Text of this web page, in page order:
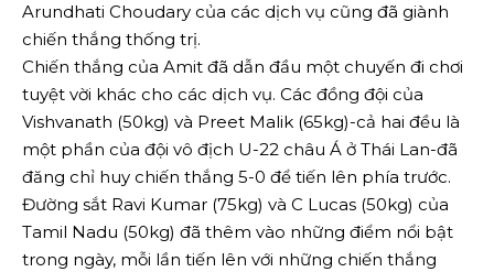
Arundhati Choudary của các dịch vụ cũng đã giành
chiến thắng thống trị.
Chiến thắng của Amit đã dẫn đầu một chuyến đi chơi
tuyệt vời khác cho các dịch vụ. Các đồng đội của
Vishvanath (50kg) và Preet Malik (65kg)-cả hai đều là
một phần của đội vô địch U-22 châu Á ở Thái Lan-đã
đăng chỉ huy chiến thắng 5-0 để tiến lên phía trước.
Đường sắt Ravi Kumar (75kg) và C Lucas (50kg) của
Tamil Nadu (50kg) đã thêm vào những điểm nổi bật
trong ngày, mỗi lần tiến lên với những chiến thắng